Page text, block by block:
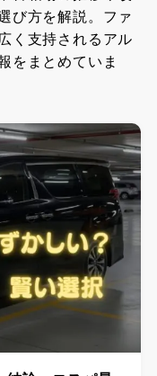
び方を解説。ファ
く支持されるアル
をまとめていま